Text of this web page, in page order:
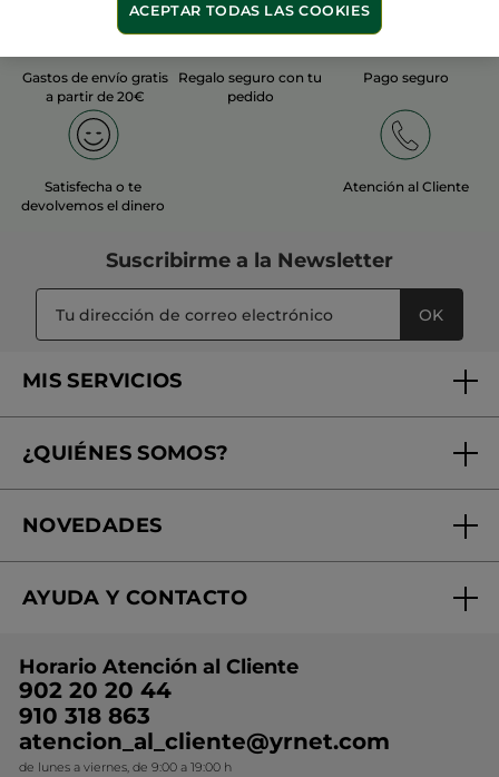
Gastos de envío gratis
a partir de 20€
Regalo seguro con tu
pedido
Pago seguro
Satisfecha o te
devolvemos el dinero
Atención al Cliente
Suscribirme a la Newsletter
OK
MIS SERVICIOS
Tratamientos de Belleza
Mi club Yves Rocher
¿QUIÉNES SOMOS?
¿Quiénes somos?
Nuestros compromisos
Conviértete en Franquiciada
NOVEDADES
Rebajas
Ideas de Regalo
Colección Monoi
Novedades del mes
AYUDA Y CONTACTO
Contacto
Horario Atención al Cliente
902 20 20 44
910 318 863
atencion_al_cliente@yrnet.com
de lunes a viernes, de 9:00 a 19:00 h
ACEPTAR TODAS LAS COOKIES